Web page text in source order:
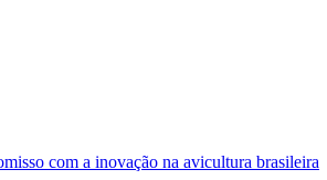
com a inovação na avicultura brasileira